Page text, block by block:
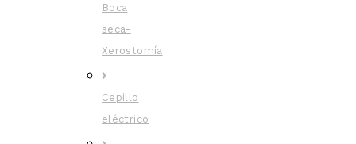
Boca
seca-
Xerostomía
Cepillo
eléctrico